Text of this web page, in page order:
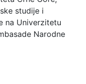
studije i
na Univerzitetu
Narodne